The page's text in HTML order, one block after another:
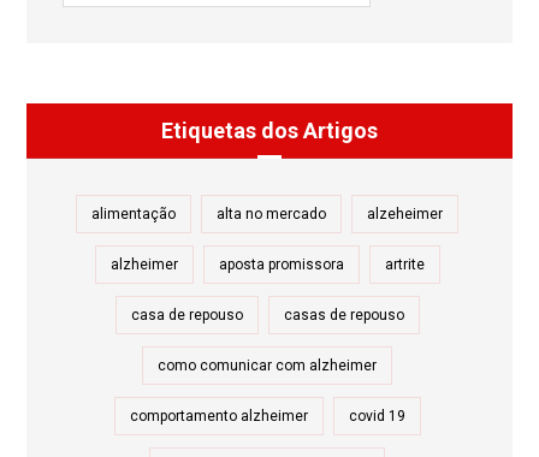
Etiquetas dos Artigos
alimentação alta no mercado alzeheimer
alzheimer aposta promissora artrite
casa de repouso casas de repouso
como comunicar com alzheimer
comportamento alzheimer covid 19